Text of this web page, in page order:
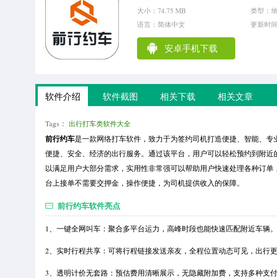
大小：74.75 MB
类型：
语言：简体中文
更新时
安卓手机下载
软件介绍 软件截图 相关下载 相关文章
Tags： 出行打车类软件大全
前行约车是一款网络打车软件，致力于为签约司机打造便捷、智能、
便捷、安全、经济的出行服务。通过该平台，用户可以轻松预约到附
以满足用户大部分需求，实用性非常强可以帮助用户快速处理各种订
台上接单不需要交押金，操作便捷，为司机提供收入的保障。
前行约车软件亮点
1、一键全网叫车：聚合多平台运力，高峰时段也能快速匹配附近车辆。
2、实时行程共享：可将行程链接发送亲友，全程位置动态可见，出行更
3、透明计价无套路：预估费用清晰展示，无隐藏附加费，支持多种支付